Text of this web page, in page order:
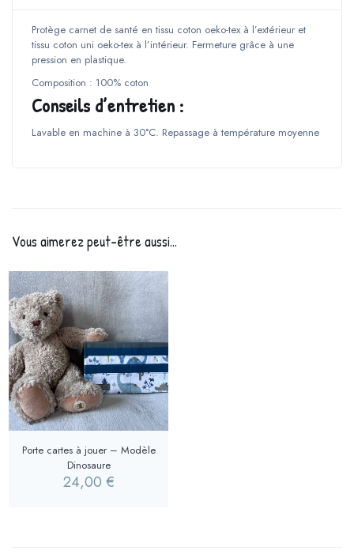
Protège carnet de santé en tissu coton oeko-tex à l’extérieur et
tissu coton uni oeko-tex à l’intérieur. Fermeture grâce à une
pression en plastique.
Composition : 100% coton
Conseils d’entretien :
Lavable en machine à 30°C. Repassage à température moyenne
Vous aimerez peut-être aussi…
Porte cartes à jouer – Modèle
Dinosaure
24,00 €